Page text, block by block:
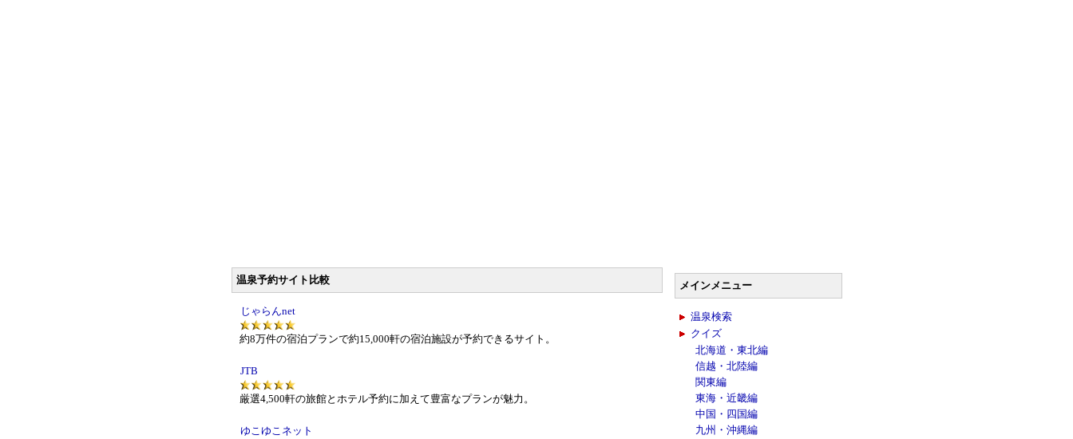
温泉予約サイト比較
じゃらんnet
約8万件の宿泊プランで約15,000軒の宿泊施設が予約できるサイト。
JTB
厳選4,500軒の旅館とホテル予約に加えて豊富なプランが魅力。
ゆこゆこネット
メインメニュー
温泉検索
クイズ
北海道・東北編
信越・北陸編
関東編
東海・近畿編
中国・四国編
九州・沖縄編